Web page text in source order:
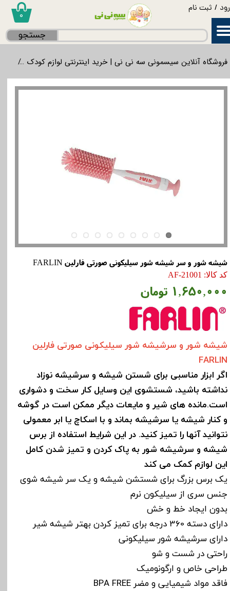
/ ثبت نام
حساب کاربری من
۰
جستجو
فروشگاه آنلاین سیسمونی سه نی نی | خرید اینترنتی لوازم کودک
شیشه شور و سر شیشه شور سیلیکونی صورتی فارلین FARLIN
کد کالا: AF-21001
۱,۶۵۰,۰۰۰ تومان
شیشه شور و سرشیشه شور سیلیکونی صورتی فارلین
FARLIN
اگر ابزار مناسبی برای شستن شیشه و سرشیشه نوزاد
نداشته باشید، شستشوی این وسایل کار سخت و دشواری
است.مانده های شیر و مایعات دیگر ممکن است در گوشه
و کنار شیشه یا سرشیشه بماند و با اسکاچ یا ابر معمولی
نتوانید آنها را تمیز کنید. در این شرایط استفاده از برس
شیشه و سرشیشه شور به پاک کردن و تمیز شدن کامل
این لوازم کمک می کند
یک برس بزرگ برای شستشن شیشه و یک سر شیشه شوی
جنس سری از سیلیکون نرم
بدون ایجاد خط و خش
دارای دسته 360 درجه برای تمیز کردن بهتر شیشه شیر
دارای سرشیشه شور سیلیکونی
راحتی در شست و شو
طراحی خاص و ارگونومیک
فاقد مواد شیمیایی و مضر BPA FREE